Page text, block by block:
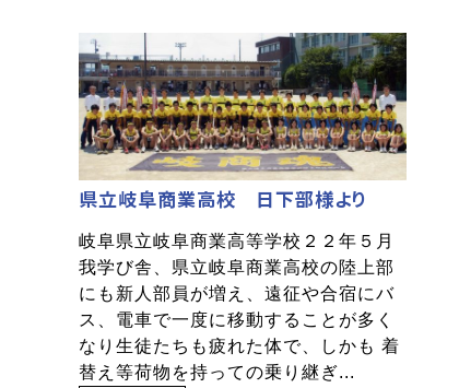
県立岐阜商業高校 日下部様より
岐阜県立岐阜商業高等学校２２年５月
我学び舎、県立岐阜商業高校の陸上部
にも新人部員が増え、遠征や合宿にバ
ス、電車で一度に移動することが多く
なり生徒たちも疲れた体で、しかも 着
替え等荷物を持っての乗り継ぎ...